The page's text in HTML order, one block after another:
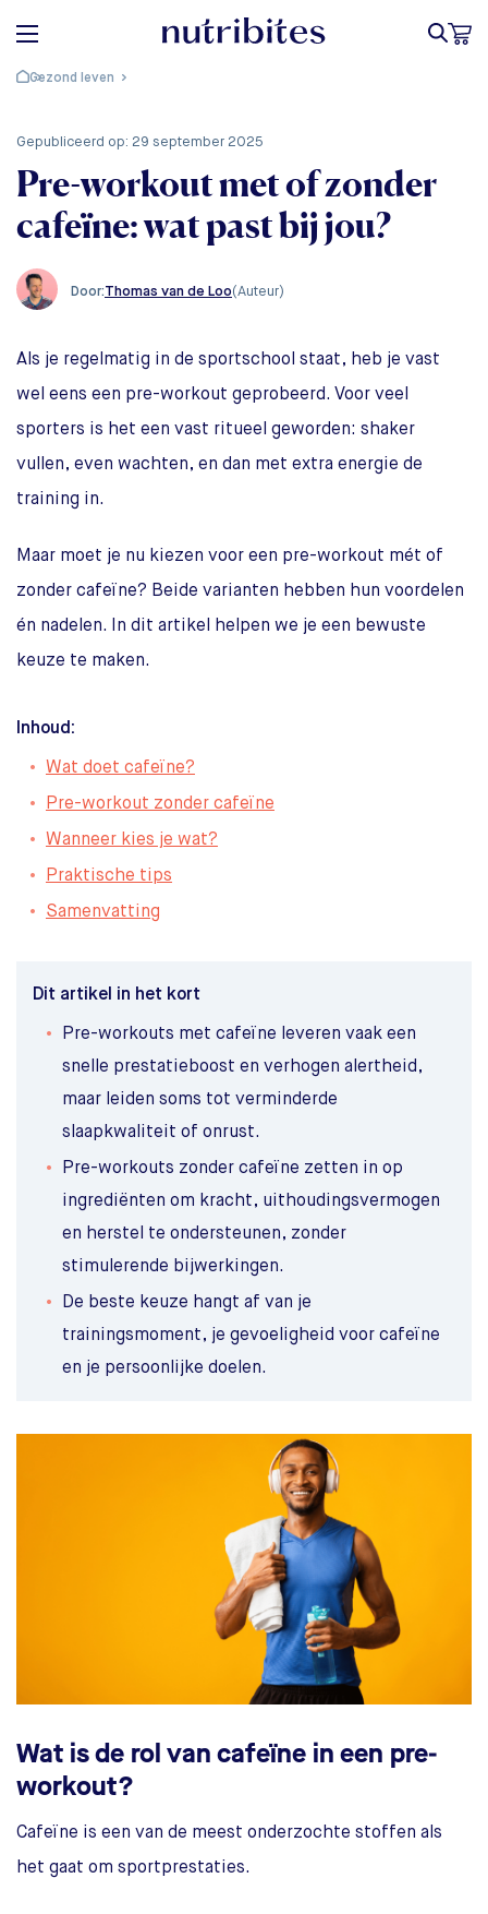
Gezond leven
gepubliceerd op: 29 september 2025
Pre-workout met of zonder
cafeïne: wat past bij jou?
Door:Thomas van de Loo(Auteur)
Als je regelmatig in de sportschool staat, heb je vast
wel eens een pre-workout geprobeerd. Voor veel
sporters is het een vast ritueel geworden: shaker
vullen, even wachten, en dan met extra energie de
training in.
Maar moet je nu kiezen voor een pre-workout mét of
zonder cafeïne? Beide varianten hebben hun voordelen
én nadelen. In dit artikel helpen we je een bewuste
keuze te maken.
Inhoud:
Wat doet cafeïne?
Pre-workout zonder cafeïne
Wanneer kies je wat?
Praktische tips
Samenvatting
Dit artikel in het kort
Pre-workouts met cafeïne leveren vaak een
snelle prestatieboost en verhogen alertheid,
maar leiden soms tot verminderde
slaapkwaliteit of onrust.
Pre-workouts zonder cafeïne zetten in op
ingrediënten om kracht, uithoudingsvermogen
en herstel te ondersteunen, zonder
stimulerende bijwerkingen.
De beste keuze hangt af van je
trainingsmoment, je gevoeligheid voor cafeïne
en je persoonlijke doelen.
Wat is de rol van cafeïne in een pre-
workout?
Cafeïne is een van de meest onderzochte stoffen als
het gaat om sportprestaties.